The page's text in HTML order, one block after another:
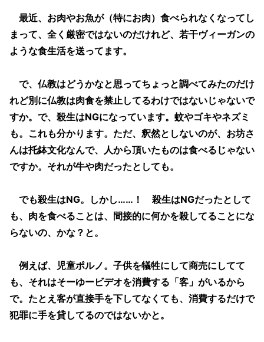
最近、お肉やお魚が（特にお肉）食べられなくなってし
まって、全く厳密ではないのだけれど、若干ヴィーガンの
ような食生活を送ってます。
で、仏教はどうかなと思ってちょっと調べてみたのだけ
れど別に仏教は肉食を禁止してるわけではないじゃないで
すか。で、殺生はNGになっています。蚊やゴキやネズミ
も。これも分かります。ただ、釈然としないのが、お坊さ
んは托鉢文化なんで、人から頂いたものは食べるじゃない
ですか。それが牛や肉だったとしても。
でも殺生はNG。しかし……！ 殺生はNGだったとして
も、肉を食べることは、間接的に何かを殺してることにな
らないの、かな？と。
例えば、児童ポルノ。子供を犠牲にして商売にしてて
も、それはそーゆービデオを消費する「客」がいるから
で。たとえ客が直接手を下してなくても、消費するだけで
犯罪に手を貸してるのではないかと。